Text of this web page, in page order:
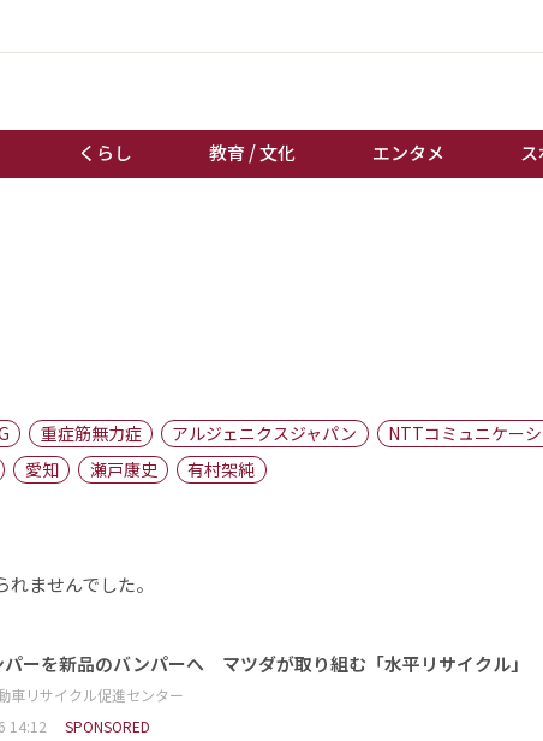
くらし 教育 / 文化 エンタメ
地域
キーパーソン
棋
重症筋無力症 アルジェニクスジャパン
NTTコミュニケー
愛知 瀬戸康史
有村架純
ませんでした。
ーを新品のバンパーへ マツダが取り組む「水平リサイクル」
車リサイクル促進センター
14:12
SPONSORED